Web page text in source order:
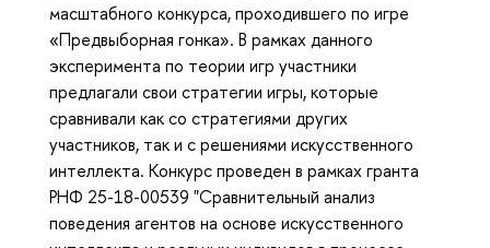
масштабного конкурса, проходившего по игре
«Предвыборная гонка». В рамках данного
эксперимента по теории игр участники
предлагали свои стратегии игры, которые
сравнивали как со стратегиями других
участников, так и с решениями искусственного
интеллекта. Конкурс проведен в рамках гранта
РНФ 25-18-00539 "Сравнительный анализ
поведения агентов на основе искусственного